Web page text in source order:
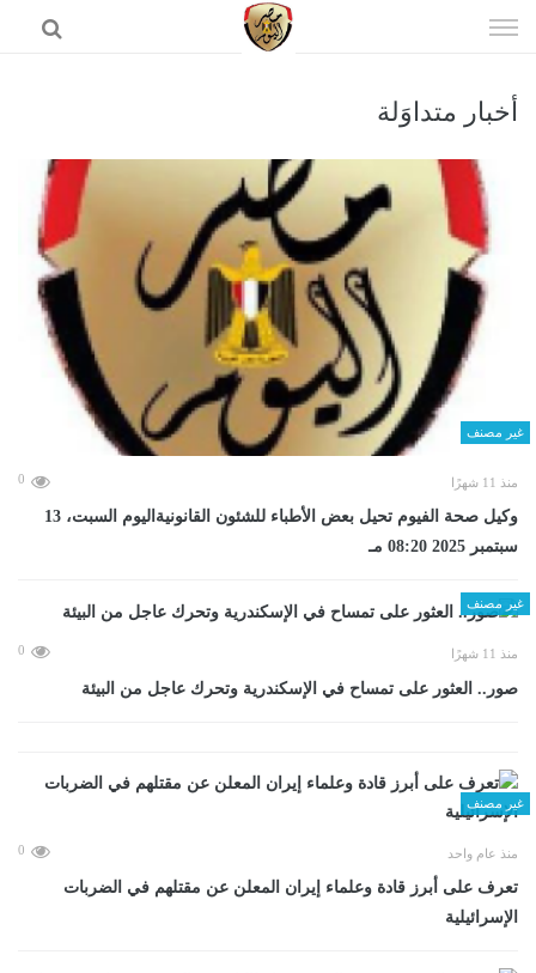
الى
أخبار متداوَلة
غير مصنف
منذ 11 شهرًا 0
وكيل صحة الفيوم تحيل بعض الأطباء للشئون القانونيةاليوم السبت، 13
سبتمبر 2025 08:20 مـ
غير مصنف
منذ 11 شهرًا 0
صور.. العثور على تمساح في الإسكندرية وتحرك عاجل من البيئة
غير مصنف
منذ عام واحد 0
تعرف على أبرز قادة وعلماء إيران المعلن عن مقتلهم في الضربات
الإسرائيلية